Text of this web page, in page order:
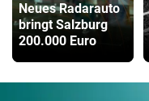
Neues Radarauto
bringt Salzburg
200.000 Euro